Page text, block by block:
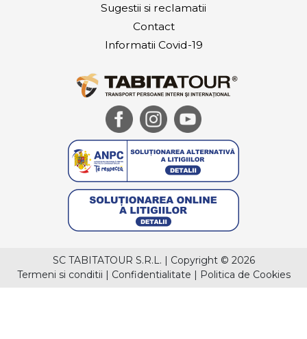
Sugestii si reclamatii
Contact
Informatii Covid-19
SC TABITATOUR S.R.L. | Copyright © 2026
Termeni si conditii | Confidentialitate | Politica de Cookies